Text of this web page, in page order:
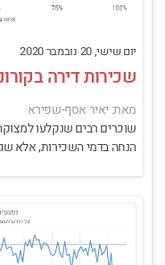
יום שישי, 20 נובמבר 2020
שכירות דירה
מאת: יאיר אסף-שפירא
שוכרים רבים שנקלעו
הנחה בדמי השכירות, אלא